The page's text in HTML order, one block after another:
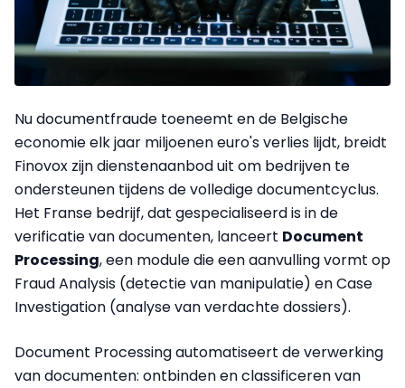
Nu documentfraude toeneemt en de Belgische
economie elk jaar miljoenen euro's verlies lijdt, breidt
Finovox zijn dienstenaanbod uit om bedrijven te
ondersteunen tijdens de volledige documentcyclus.
Het Franse bedrijf, dat gespecialiseerd is in de
verificatie van documenten, lanceert Document
Processing, een module die een aanvulling vormt op
Fraud Analysis (detectie van manipulatie) en Case
Investigation (analyse van verdachte dossiers).
Document Processing automatiseert de verwerking
van documenten: ontbinden en classificeren van